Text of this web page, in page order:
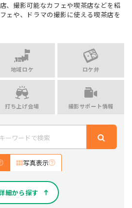
、撮影可能なカフェや喫茶店などを紹
ェや、ドラマの撮影に使える喫茶店を
地域ロケ ロケ弁
打ち上げ会場 撮影サポート情報
写真表示
細から探す